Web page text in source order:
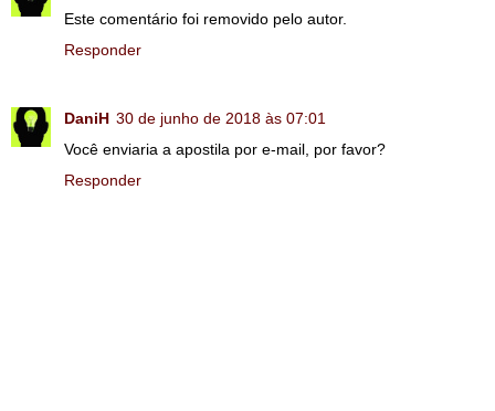
Este comentário foi removido pelo autor.
Responder
DaniH 30 de junho de 2018 às 07:01
Você enviaria a apostila por e-mail, por favor?
Responder